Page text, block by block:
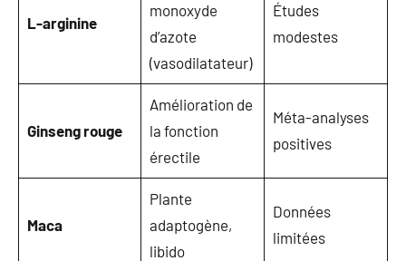
L-arginine
monoxyde
d’azote
(vasodilatateur)
Études
modestes
Ginseng rouge
Amélioration de
la fonction
érectile
Méta-analyses
positives
Maca
Plante
adaptogène,
libido
Données
limitées